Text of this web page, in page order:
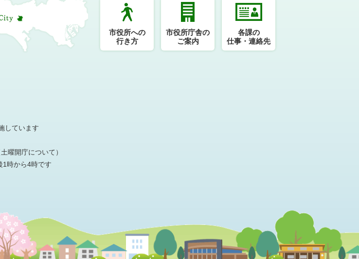
しています
土曜開庁について）
1時から4時です
市役所への
行き方
市役所庁舎の
ご案内
各課の
仕事・連絡先